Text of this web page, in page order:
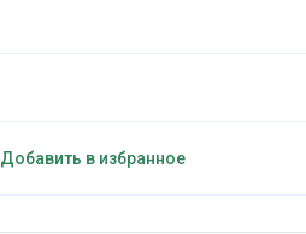
Добавить в избранное